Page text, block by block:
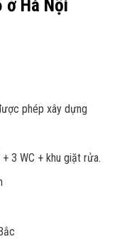
Hà Nội
phép xây dựng
3 WC + khu giặt rửa.